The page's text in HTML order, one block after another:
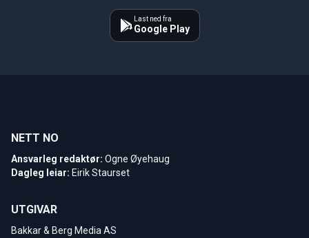
Last ned fra
Google Play
NETT NO
Ansvarleg redaktør: Ogne Øyehaug
Dagleg leiar: Eirik Staurset
UTGIVAR
Bakkar & Berg Media AS